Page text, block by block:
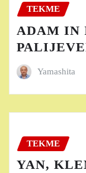
TEKME
ADAM IN
Yamashita
TEKME
YAN,